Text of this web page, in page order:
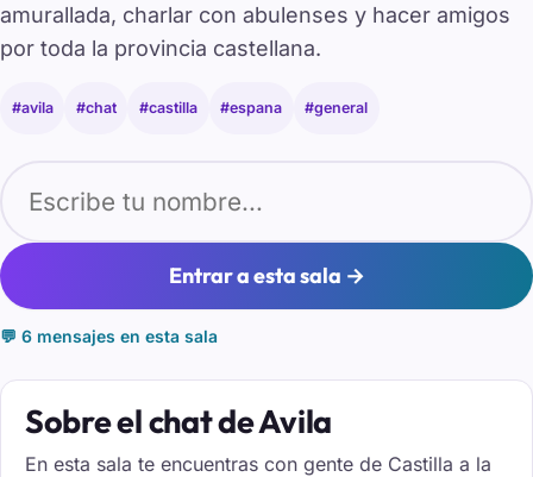
amurallada, charlar con abulenses y hacer amigos
por toda la provincia castellana.
#avila #chat #castilla #espana #general
Entrar a esta sala →
💬 6 mensajes en esta sala
Sobre el chat de Avila
En esta sala te encuentras con gente de Castilla a la